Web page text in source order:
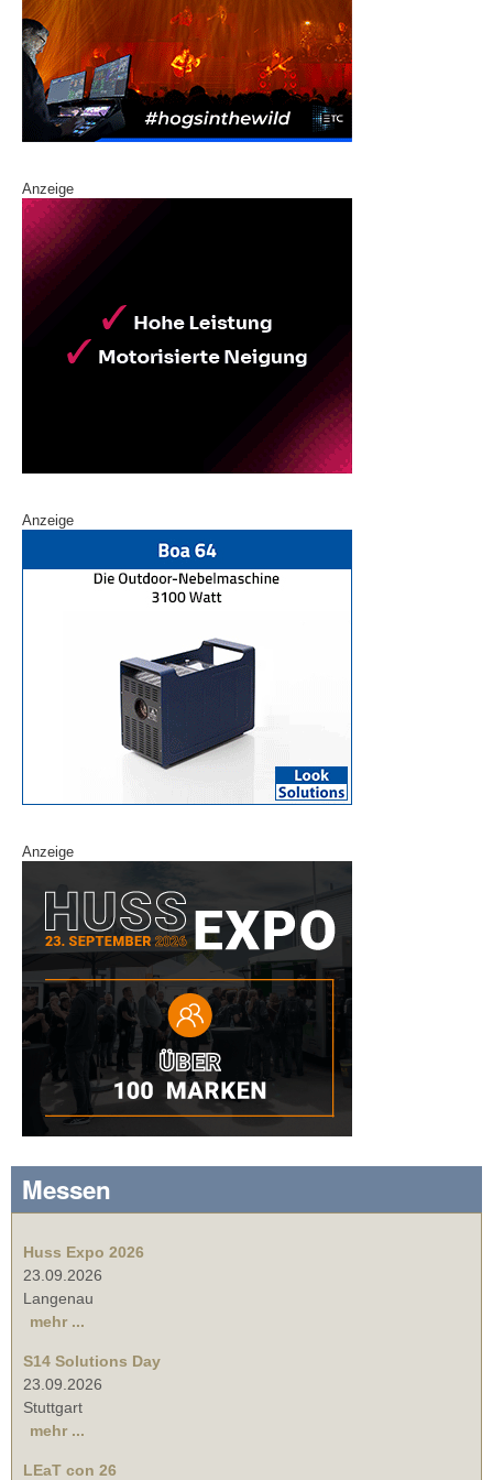
Anzeige
Anzeige
Anzeige
Messen
Huss Expo 2026
23.09.2026
Langenau
mehr ...
S14 Solutions Day
23.09.2026
Stuttgart
mehr ...
LEaT con 26